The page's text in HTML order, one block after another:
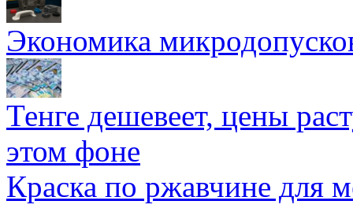
Экономика
Тенге дешевеет, цены
этом фоне
Краска по ржавчине для